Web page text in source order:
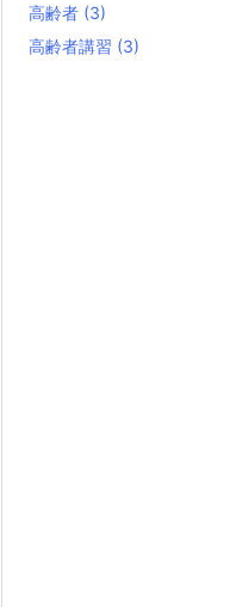
高齢者 (3)
高齢者講習 (3)